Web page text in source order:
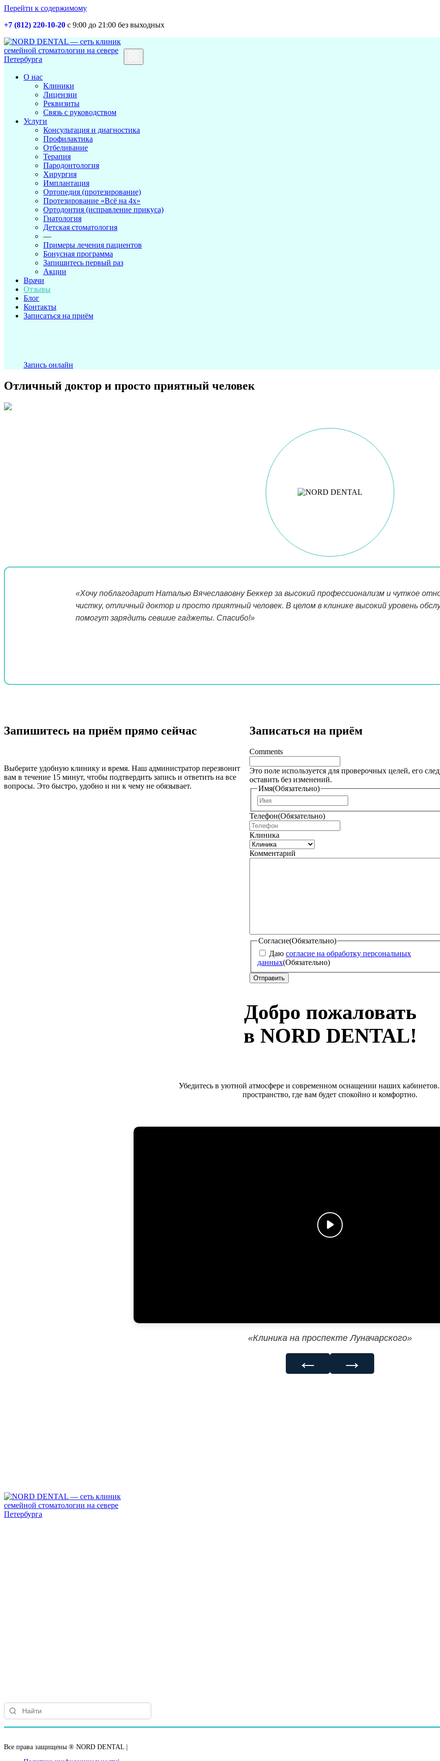
Перейти к содержимому
+7 (812) 220-10-20 с 9:00 до 21:00 без выходных
Основная
навигация
О нас
Клиники
Лицензии
Реквизиты
Связь с руководством
Услуги
Консультация и диагностика
Профилактика
Отбеливание
Терапия
Пародонтология
Хирургия
Имплантация
Ортопедия (протезирование)
Протезирование «Всё на 4х»
Ортодонтия (исправление прикуса)
Гнатология
Детская стоматология
—
Примеры лечения пациентов
Бонусная программа
Запишитесь первый раз
Акции
Врачи
Отзывы
Блог
Контакты
Записаться на приём
Запись онлайн
Отличный доктор и просто приятный человек
«Хочу поблагодарит Наталью Вячеславовну Беккер за высокий профессионализм и чуткое
чистку, отличный доктор и просто приятный человек. В целом в клинике высокий уровень
помогут зарядить севшие гаджеты. Спасибо!»
Запишитесь на приём прямо сейчас
Выберите удобную клинику и время. Наш администратор перезвонит
вам в течение 15 минут, чтобы подтвердить запись и ответить на все
вопросы. Это быстро, удобно и ни к чему не обязывает.
Записаться на приём
Comments
Это поле используется для проверочных целей, его
оставить без изменений.
Имя(Обязательно)
м
Телефон(Обязательно)
Клиника
Комментарий
Согласие(Обязательно)
Даю согласие на обработку персональных
данных(Обязательно)
Добро пожаловать
в NORD DENTAL!
Убедитесь в уютной атмосфере и современном оснащении наших
пространство, где вам будет спокойно и комфортно.
«Клиника на проспекте Луначарского»
← →
Все права защищены ® NORD DENTAL |